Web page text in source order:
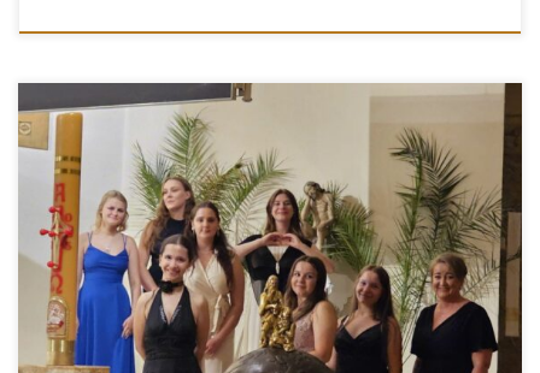
Szanowni Państwo,informujemy, że związku z dużym
zainteresowaniem tegoroczną edycją XII Międzynarodowego
Konkursu Wokalnego „Bella Voce”,czas przyjęcia zgłoszeń został
przedłużony do 26 lipca! Szczegółowe informacje udzielane są
telefonicznie.